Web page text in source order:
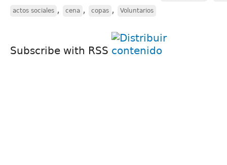
actos sociales , cena , copas , Voluntarios
Subscribe with RSS